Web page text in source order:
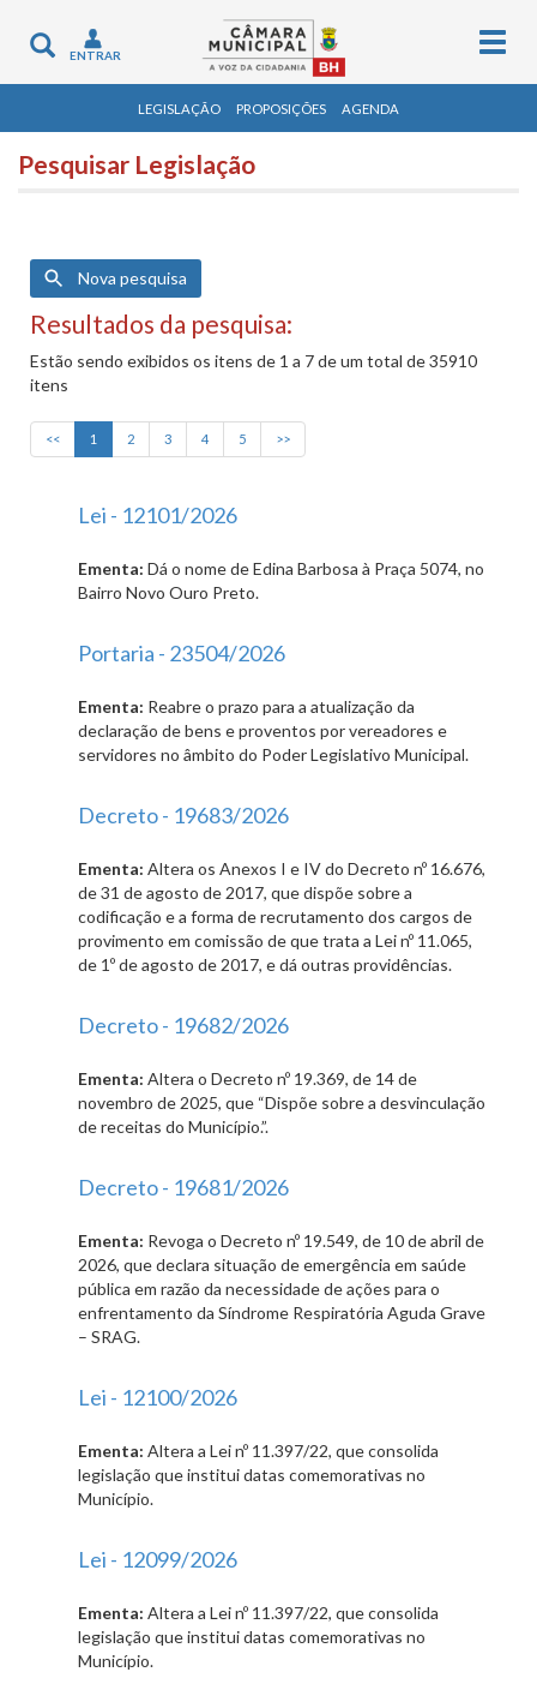
Toggle
navigation
ENTRAR
LEGISLAÇÃO PROPOSIÇÕES AGENDA
Pesquisar Legislação
Nova pesquisa
Resultados da pesquisa:
Estão sendo exibidos os itens de 1 a 7 de um total de 35910
itens
<< 1 2 3 4 5 >>
Lei - 12101/2026
Ementa: Dá o nome de Edina Barbosa à Praça 5074, no
Bairro Novo Ouro Preto.
Portaria - 23504/2026
Ementa: Reabre o prazo para a atualização da
declaração de bens e proventos por vereadores e
servidores no âmbito do Poder Legislativo Municipal.
Decreto - 19683/2026
Ementa: Altera os Anexos I e IV do Decreto nº 16.676,
de 31 de agosto de 2017, que dispõe sobre a
codificação e a forma de recrutamento dos cargos de
provimento em comissão de que trata a Lei nº 11.065,
de 1º de agosto de 2017, e dá outras providências.
Decreto - 19682/2026
Ementa: Altera o Decreto nº 19.369, de 14 de
novembro de 2025, que “Dispõe sobre a desvinculação
de receitas do Município.”.
Decreto - 19681/2026
Ementa: Revoga o Decreto nº 19.549, de 10 de abril de
2026, que declara situação de emergência em saúde
pública em razão da necessidade de ações para o
enfrentamento da Síndrome Respiratória Aguda Grave
– SRAG.
Lei - 12100/2026
Ementa: Altera a Lei nº 11.397/22, que consolida
legislação que institui datas comemorativas no
Município.
Lei - 12099/2026
Ementa: Altera a Lei nº 11.397/22, que consolida
legislação que institui datas comemorativas no
Município.